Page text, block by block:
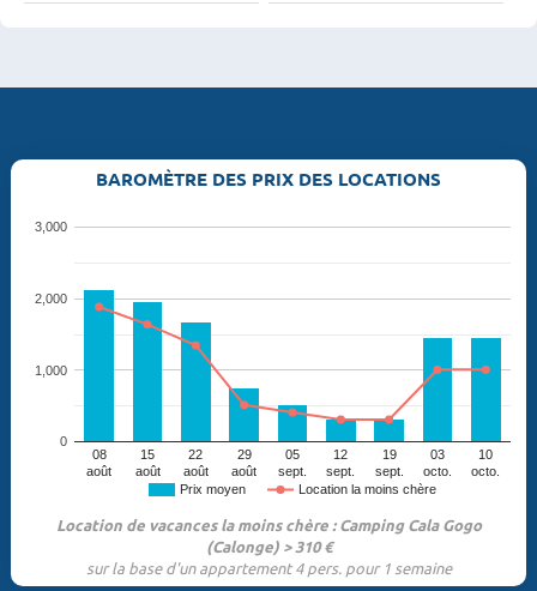
BAROMÈTRE DES PRIX DES LOCATIONS
Prix moyen Location la moins chère
08
août
15
août
22
août
29
août
05
sept.
12
sept.
19
sept.
03
octo.
10
octo.
0
1,000
2,000
3,000
Location de vacances la moins chère : Camping Cala Gogo
(Calonge) > 310 €
sur la base d'un appartement 4 pers. pour 1 semaine